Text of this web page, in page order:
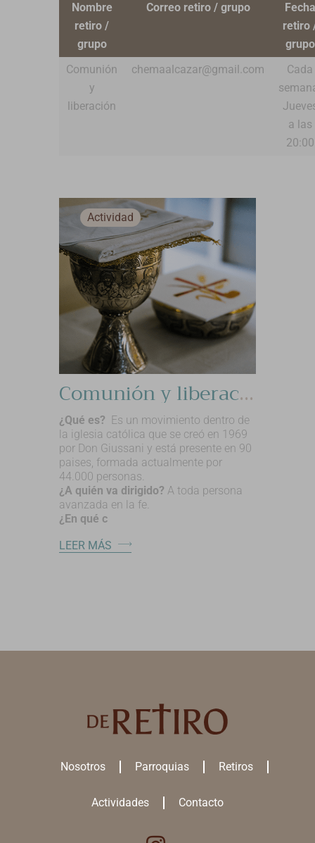
Nombre
retiro /
grupo
Correo retiro / grupo
Fecha
retiro
grupo
Comunión
y
liberación
chemaalcazar@gmail.com
Cada
a las
20:00
Actividad
Comunión y liberación
¿Qué es? Es un movimiento dentro de
la iglesia católica que se creó en 1969
por Don Giussani y está presente en 90
paises, formada actualmente por
44.000 personas.
¿A quién va dirigido? A toda persona
avanzada en la fe.
¿En qué c
LEER MÁS
Nosotros Parroquias Retiros
Actividades Contacto